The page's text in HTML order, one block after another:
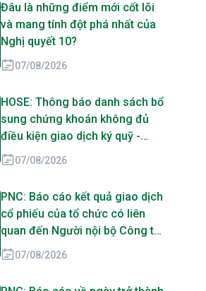
Đâu là những điểm mới cốt lõi
và mang tính đột phá nhất của
Nghị quyết 10?
07/08/2026
HOSE: Thông báo danh sách bổ
sung chứng khoán không đủ
điều kiện giao dịch ký quỹ -
DMX
07/08/2026
PNC: Báo cáo kết quả giao dịch
cổ phiếu của tổ chức có liên
quan đến Người nội bộ Công ty
Cổ phần Đầu tư Evertrust, Công
ty TNHH MTV Thương mại Dịch
07/08/2026